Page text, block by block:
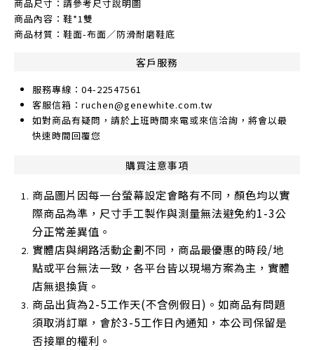
商品尺寸：請參考尺寸說明圖
商品內容：鞋*1雙
商品材質：鞋面-布面／防滑耐磨鞋底
客戶服務
服務專線：04-22547561
客服信箱：ruchen@genewhite.com.tw
如對商品有疑問，請於上班時間來電或來信洽詢，將會以最
快速時間回覆您
購買注意事項
商品圖片因每一台螢幕設定會略有不同，顏色均以實
際商品為準，尺寸手工製作與測量無法避免約1-3公
分正常差異值。
實體店與網路活動企劃不同，商品最優惠的時段/地
點或平台無法一致，各平台皆以現場方案為主，實體
店無退換貨。
商品出貨為2-5工作天(不含例假日)。如商品有問題
須取消訂單，會於3-5工作日內通知，本公司保留是
否接單的權利。